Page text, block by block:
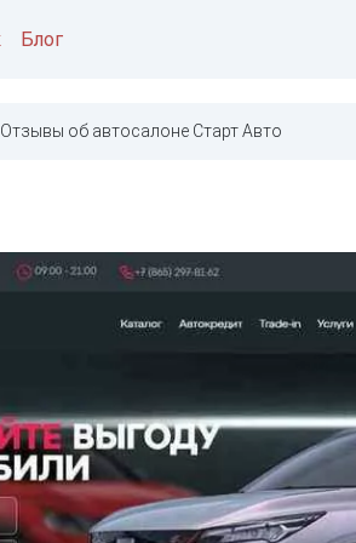
Блог
Отзывы об автосалоне Старт Авто